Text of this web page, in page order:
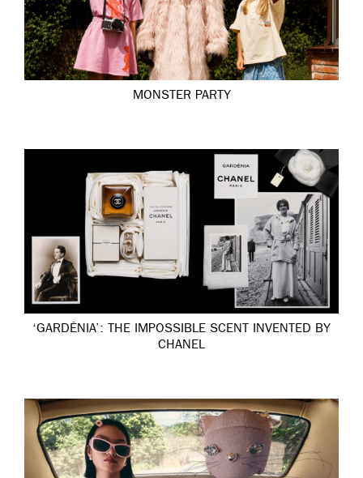
MONSTER PARTY
‘GARDÉNIA’: THE IMPOSSIBLE SCENT INVENTED BY
CHANEL